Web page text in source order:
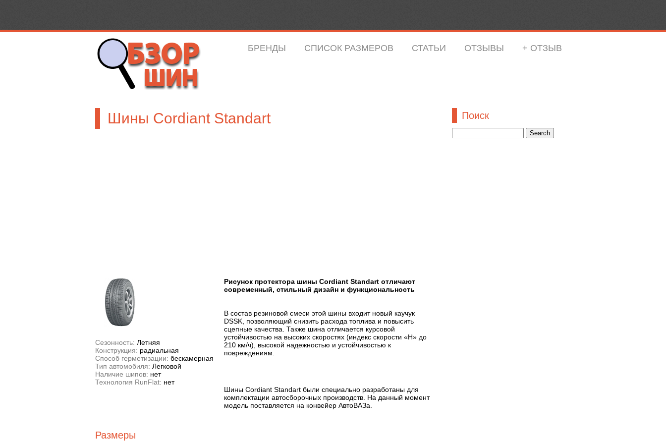
БРЕНДЫ СПИСОК РАЗМЕРОВ СТАТЬИ ОТЗЫВЫ + ОТЗЫВ
Шины Cordiant Standart
Сезонность: Летняя
Конструкция: радиальная
Способ герметизации: бескамерная
Тип автомобиля: Легковой
Наличие шипов: нет
Технология RunFlat: нет
Рисунок протектора шины Cordiant Standart отличают
современный, стильный дизайн и функциональность
В состав резиновой смеси этой шины входит новый каучук
DSSK, позволяющий снизить расхода топлива и повысить
сцепные качества. Также шина отличается курсовой
устойчивостью на высоких скоростях (индекс скорости «Н» до
210 км/ч), высокой надежностью и устойчивостью к
повреждениям.
Шины Cordiant Standart были специально разработаны для
комплектации автосборочных производств. На данный момент
модель поставляется на конвейер АвтоВАЗа.
Размеры
Поиск